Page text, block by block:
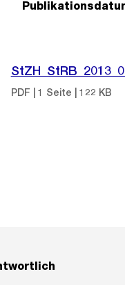
PDF | 1 Seite | 122 KB